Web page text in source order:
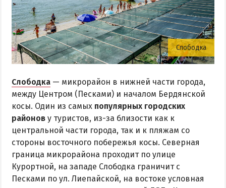
Слободка
Слободка — микрорайон в нижней части города,
между Центром (Песками) и началом Бердянской
косы. Один из самых популярных городских
районов у туристов, из-за близости как к
центральной части города, так и к пляжам со
стороны восточного побережья косы. Северная
граница микрорайона проходит по улице
Курортной, на западе Слободка граничит с
Песками по ул. Лиепайской, на востоке условная